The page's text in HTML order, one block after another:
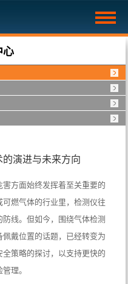
心
演进与未来方向
方面始终发挥着至关重要的
燃气体的行业里，检测仪往
线。但如今，围绕气体检测
戴位置的话题，已经转变为
策略的探讨，以支持更快的
理。